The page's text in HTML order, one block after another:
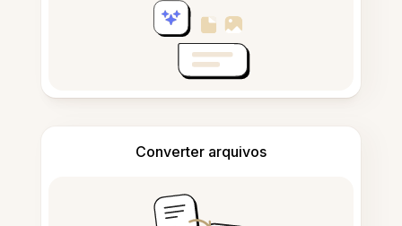
Converter arquivos